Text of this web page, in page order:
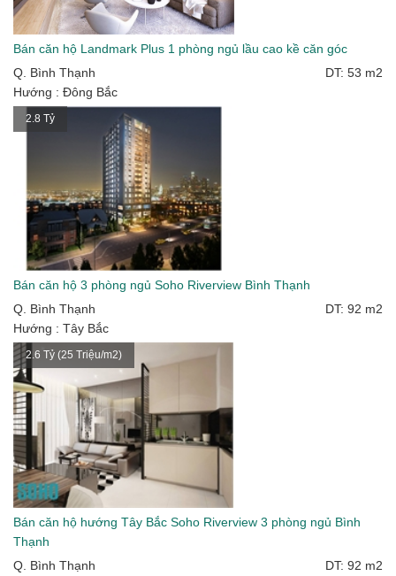
Bán căn hộ Landmark Plus 1 phòng ngủ lầu cao kề căn góc
Q. Bình Thạnh
DT: 53 m2
Hướng : Đông Bắc
2.8 Tỷ
Bán căn hộ 3 phòng ngủ Soho Riverview Bình Thạnh
Q. Bình Thạnh
DT: 92 m2
Hướng : Tây Bắc
2.6 Tỷ (25 Triệu/m2)
Bán căn hộ hướng Tây Bắc Soho Riverview 3 phòng ngủ Bình
Thạnh
Q. Bình Thạnh
DT: 92 m2